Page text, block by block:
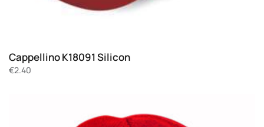
Cappellino K18091 Silicon
€2.40